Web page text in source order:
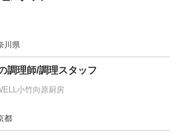
川県
調理師/調理スタッフ
小竹向原厨房
都